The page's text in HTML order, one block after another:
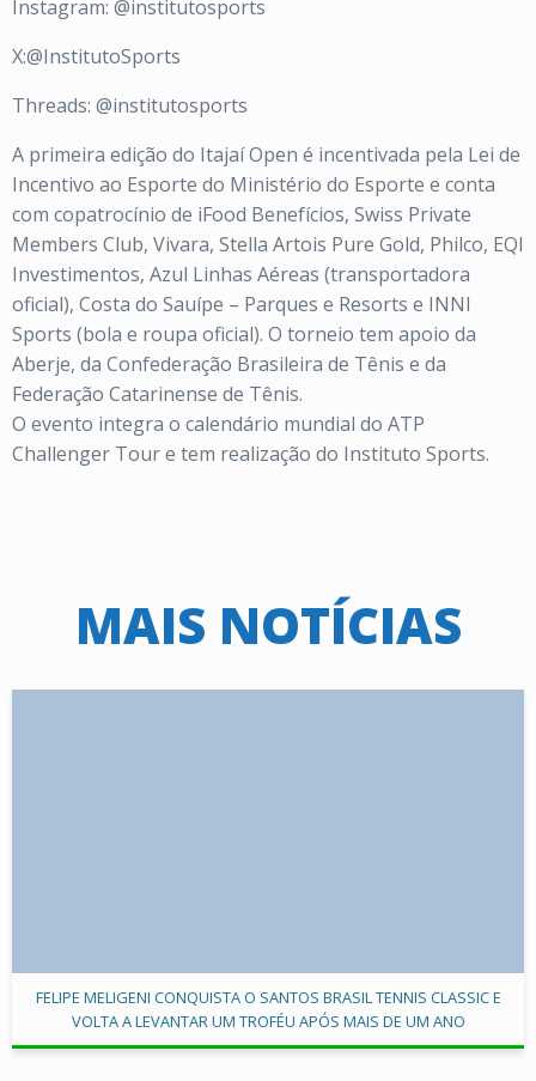
Instagram: @institutosports
X:@InstitutoSports
Threads: @institutosports
A primeira edição do Itajaí Open é incentivada pela Lei de
Incentivo ao Esporte do Ministério do Esporte e conta
com copatrocínio de iFood Benefícios, Swiss Private
Members Club, Vivara, Stella Artois Pure Gold, Philco, EQI
Investimentos, Azul Linhas Aéreas (transportadora
oficial), Costa do Sauípe – Parques e Resorts e INNI
Sports (bola e roupa oficial). O torneio tem apoio da
Aberje, da Confederação Brasileira de Tênis e da
Federação Catarinense de Tênis.
O evento integra o calendário mundial do ATP
Challenger Tour e tem realização do Instituto Sports.
MAIS NOTÍCIAS
FELIPE MELIGENI CONQUISTA O SANTOS BRASIL TENNIS CLASSIC E
VOLTA A LEVANTAR UM TROFÉU APÓS MAIS DE UM ANO